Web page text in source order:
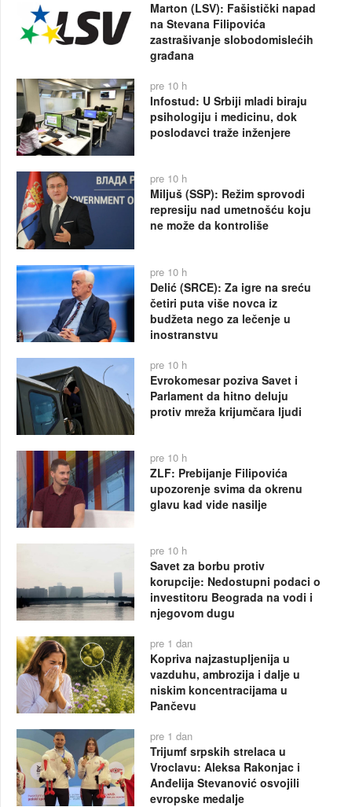
Marton (LSV): Fašistički napad
na Stevana Filipovića
zastrašivanje slobodomislećih
građana
pre 10 h
Infostud: U Srbiji mladi biraju
psihologiju i medicinu, dok
poslodavci traže inženjere
pre 10 h
Miljuš (SSP): Režim sprovodi
represiju nad umetnošću koju
ne može da kontroliše
pre 10 h
Delić (SRCE): Za igre na sreću
četiri puta više novca iz
budžeta nego za lečenje u
inostranstvu
pre 10 h
Evrokomesar poziva Savet i
Parlament da hitno deluju
protiv mreža krijumčara ljudi
pre 10 h
ZLF: Prebijanje Filipovića
upozorenje svima da okrenu
glavu kad vide nasilje
pre 10 h
Savet za borbu protiv
korupcije: Nedostupni podaci o
investitoru Beograda na vodi i
njegovom dugu
pre 1 dan
Kopriva najzastupljenija u
vazduhu, ambrozija i dalje u
niskim koncentracijama u
Pančevu
pre 1 dan
Trijumf srpskih strelaca u
Vroclavu: Aleksa Rakonjac i
Anđelija Stevanović osvojili
evropske medalje